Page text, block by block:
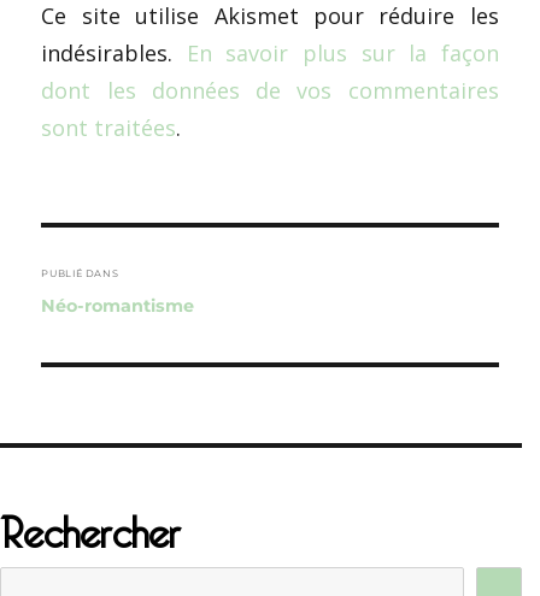
Ce site utilise Akismet pour réduire les
indésirables. En savoir plus sur la façon
dont les données de vos commentaires
sont traitées.
de
l’article
PUBLIÉ DANS
Néo-romantisme
Rechercher